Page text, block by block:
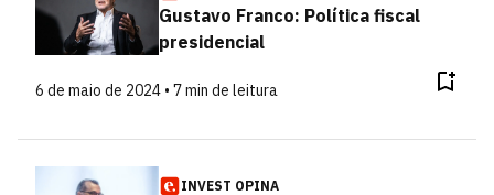
Gustavo Franco: Política fiscal
presidencial
6 de maio de 2024 • 7 min de leitura
INVEST OPINA